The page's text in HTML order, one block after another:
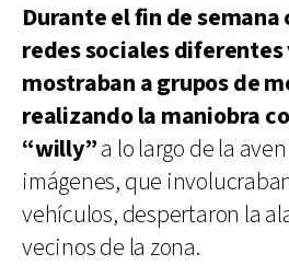
Durante el fin de
redes sociales diferentes
mostraban a grupos de
realizando la maniobra
“willy”a lo largo de la
imágenes, que
vehículos, despertaron la
vecinos de la zona.